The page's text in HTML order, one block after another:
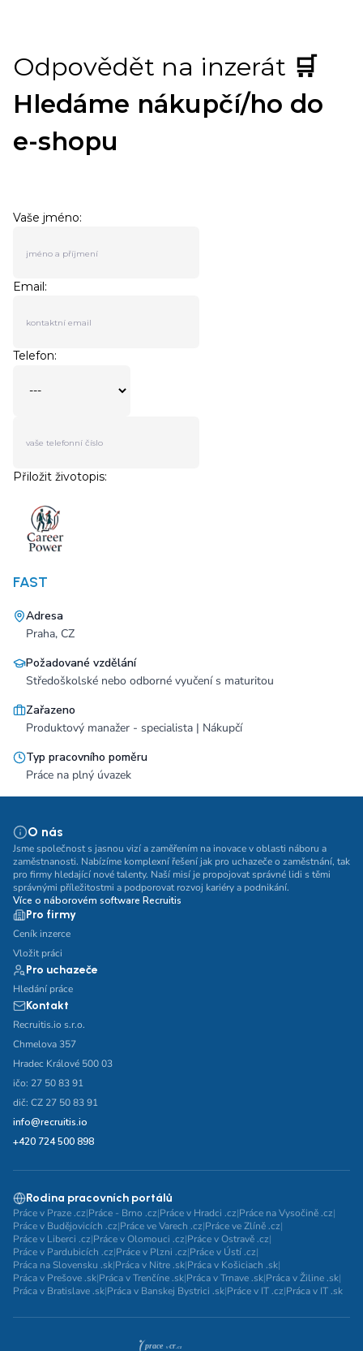
FAST
Adresa
Praha, CZ
Požadované vzdělání
Středoškolské nebo odborné vyučení s maturitou
Zařazeno
Produktový manažer - specialista | Nákupčí
Typ pracovního poměru
Práce na plný úvazek
O nás
Jsme společnost s jasnou vizí a zaměřením na inovace v oblasti náboru a
zaměstnanosti. Nabízíme komplexní řešení jak pro uchazeče o zaměstnání, tak
pro firmy hledající nové talenty. Naší misí je propojovat správné lidi s těmi
správnými příležitostmi a podporovat rozvoj kariéry a podnikání.
Více o náborovém software Recruitis
Pro firmy
Ceník inzerce
Vložit práci
Pro uchazeče
Hledání práce
Kontakt
Recruitis.io s.r.o.
Chmelova 357
Hradec Králové 500 03
ičo: 27 50 83 91
dič: CZ 27 50 83 91
info@recruitis.io
+420 724 500 898
Rodina pracovních portálů
Práce v Praze .cz|Práce - Brno .cz|Práce v Hradci .cz|Práce na Vysočině .cz|
Práce v Budějovicích .cz|Práce ve Varech .cz|Práce ve Zlíně .cz|
Práce v Liberci .cz|Práce v Olomouci .cz|Práce v Ostravě .cz|
Práce v Pardubicích .cz|Práce v Plzni .cz|Práce v Ústí .cz|
Práca na Slovensku .sk|Práca v Nitre .sk|Práca v Košiciach .sk|
Práca v Prešove .sk|Práca v Trenčíne .sk|Práca v Trnave .sk|Práca v Žiline .sk|
Práca v Bratislave .sk|Práca v Banskej Bystrici .sk|Práce v IT .cz|Práca v IT .sk